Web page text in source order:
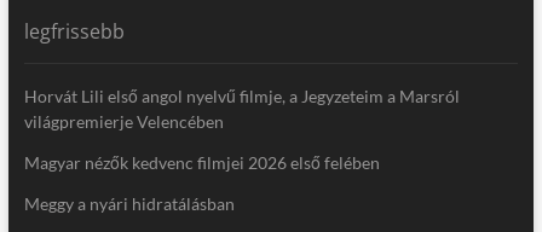
legfrissebb
Horvát Lili első angol nyelvű filmje, a Jegyzeteim a Marsról
világpremierje Velencében
Magyar nézők kedvenc filmjei 2026 első felében
Meggy a nyári hidratálásban